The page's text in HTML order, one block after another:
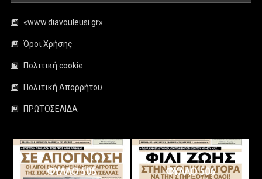
«www.diavouleusi.gr»
Όροι Χρήσης
Πολιτική cookie
Πολιτική Απορρήτου
ΠΡΩΤΟΣΕΛΙΔΑ
ΦΥΛΛΟ 505 ΦΥΛΛΟ 506